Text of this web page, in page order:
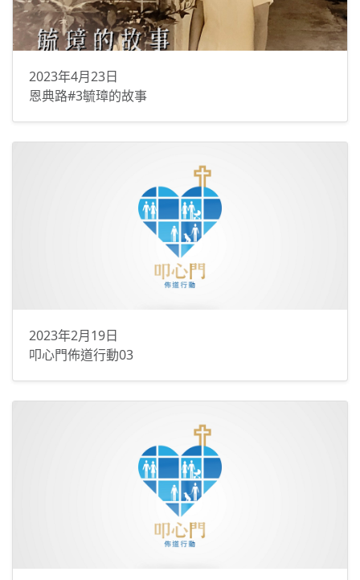
2023年4月23日
恩典路#3毓璋的故事
2023年2月19日
叩心門佈道行動03